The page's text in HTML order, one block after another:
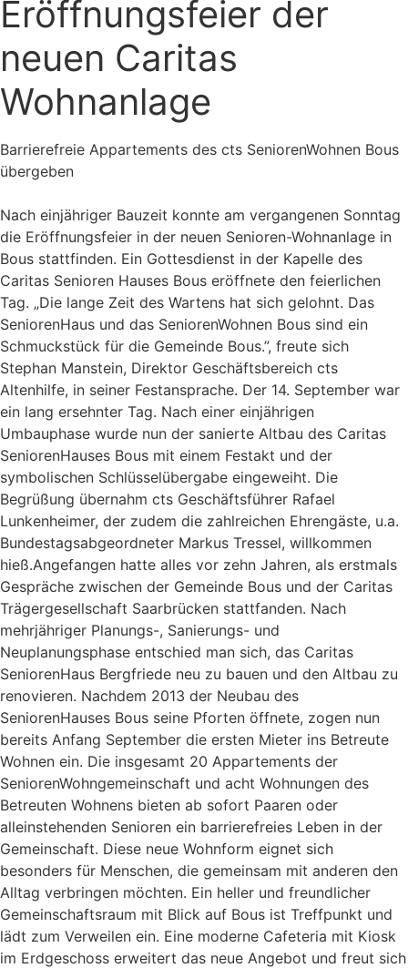
Eröffnungsfeier der
neuen Caritas
Wohnanlage
Barrierefreie Appartements des cts SeniorenWohnen Bous
übergeben
Nach einjähriger Bauzeit konnte am vergangenen Sonntag
die Eröffnungsfeier in der neuen Senioren-Wohnanlage in
Bous stattfinden. Ein Gottesdienst in der Kapelle des
Caritas Senioren Hauses Bous eröffnete den feierlichen
Tag. „Die lange Zeit des Wartens hat sich gelohnt. Das
SeniorenHaus und das SeniorenWohnen Bous sind ein
Schmuckstück für die Gemeinde Bous.”, freute sich
Stephan Manstein, Direktor Geschäftsbereich cts
Altenhilfe, in seiner Festansprache. Der 14. September war
ein lang ersehnter Tag. Nach einer einjährigen
Umbauphase wurde nun der sanierte Altbau des Caritas
SeniorenHauses Bous mit einem Festakt und der
symbolischen Schlüsselübergabe eingeweiht. Die
Begrüßung übernahm cts Geschäftsführer Rafael
Lunkenheimer, der zudem die zahlreichen Ehrengäste, u.a.
Bundestagsabgeordneter Markus Tressel, willkommen
hieß.Angefangen hatte alles vor zehn Jahren, als erstmals
Gespräche zwischen der Gemeinde Bous und der Caritas
Trägergesellschaft Saarbrücken stattfanden. Nach
mehrjähriger Planungs-, Sanierungs- und
Neuplanungsphase entschied man sich, das Caritas
SeniorenHaus Bergfriede neu zu bauen und den Altbau zu
renovieren. Nachdem 2013 der Neubau des
SeniorenHauses Bous seine Pforten öffnete, zogen nun
bereits Anfang September die ersten Mieter ins Betreute
Wohnen ein. Die insgesamt 20 Appartements der
SeniorenWohngemeinschaft und acht Wohnungen des
Betreuten Wohnens bieten ab sofort Paaren oder
alleinstehenden Senioren ein barrierefreies Leben in der
Gemeinschaft. Diese neue Wohnform eignet sich
besonders für Menschen, die gemeinsam mit anderen den
Alltag verbringen möchten. Ein heller und freundlicher
Gemeinschaftsraum mit Blick auf Bous ist Treffpunkt und
lädt zum Verweilen ein. Eine moderne Cafeteria mit Kiosk
im Erdgeschoss erweitert das neue Angebot und freut sich